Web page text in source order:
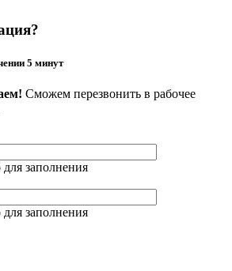
5 минут
Сможем перезвонить в рабочее
для заполнения
для заполнения